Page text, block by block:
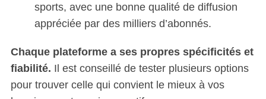
sports, avec une bonne qualité de diffusion
appréciée par des milliers d’abonnés.
Chaque plateforme a ses propres spécificités et
fiabilité. Il est conseillé de tester plusieurs options
pour trouver celle qui convient le mieux à vos